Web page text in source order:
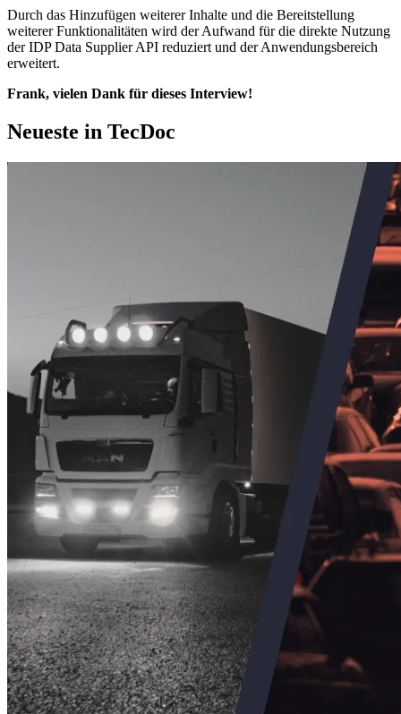
Durch das Hinzufügen weiterer Inhalte und die Bereitstellung
weiterer Funktionalitäten wird der Aufwand für die direkte Nutzung
der IDP Data Supplier API reduziert und der Anwendungsbereich
erweitert.
Frank, vielen Dank für dieses Interview!
Neueste in TecDoc